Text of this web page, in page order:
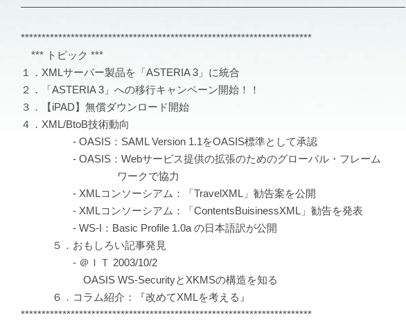
―――――――――――――――――――――――――――――――――――――
**********************************************************************
*** トピック ***
１．XMLサーバー製品を「ASTERIA 3」に統合
２．「ASTERIA 3」への移行キャンペーン開始！！
３．【iPAD】無償ダウンロード開始
４．XML/BtoB技術動向
- OASIS：SAML Version 1.1をOASIS標準として承認
- OASIS：Webサービス提供の拡張のためのグローバル・フレーム
ワークで協力
- XMLコンソーシアム：「TravelXML」勧告案を公開
- XMLコンソーシアム：「ContentsBuisinessXML」勧告を発表
- WS-I：Basic Profile 1.0a の日本語訳が公開
５．おもしろい記事発見
- ＠ＩＴ 2003/10/2
OASIS WS-SecurityとXKMSの構造を知る
６．コラム紹介：『改めてXMLを考える』
**********************************************************************